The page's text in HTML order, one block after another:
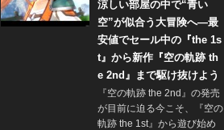
涼しい部屋の中で“青い
空”が似合う大冒険へ―最
安値でセール中の『the 1s
t』から新作『空の軌跡 th
e 2nd』まで駆け抜けよう
『空の軌跡 the 2nd』の発売
が目前に迫る今こそ、『空の
軌跡 the 1st』から遊び始め